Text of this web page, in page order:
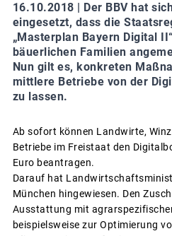
16.10.2018 |
Der BBV hat
eingesetzt, dass die
„Masterplan Bayern Digital
bäuerlichen Familien
Nun gilt es, konkreten
mittlere Betriebe von der
zu lassen.
Ab sofort können Landwirte,
Betriebe im Freistaat den
Euro beantragen.
Darauf hat
München hingewiesen. Den
Ausstattung mit
beispielsweise zur Optimierung